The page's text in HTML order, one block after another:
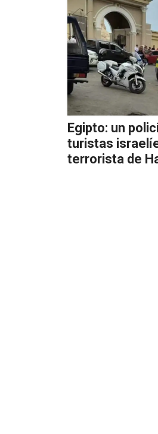
Egipto: un
turistas
terrorista de